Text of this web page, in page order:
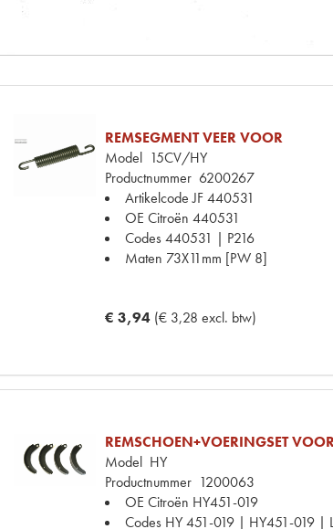
REMSEGMENT VEER VOOR
Model 15CV/HY
Productnummer 6200267
Artikelcode JF440531
OE Citroën 440531
Codes440531 | P216
Maten 73X11mm [PW 8]
€ 3,94 (€ 3,28 excl. btw)
REMSCHOEN+VOERINGSET
Model HY
Productnummer 1200063
OE Citroën HY451-019
Codes HY 451-019 | HY451-019 |